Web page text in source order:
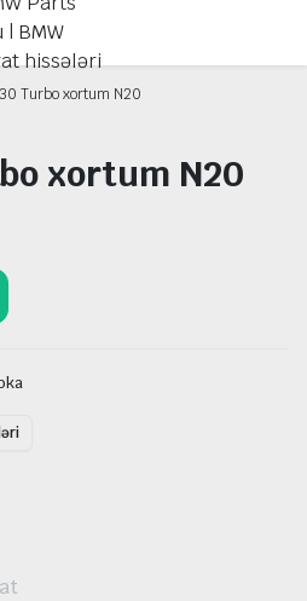
Turbo xortum N20
xortum N20